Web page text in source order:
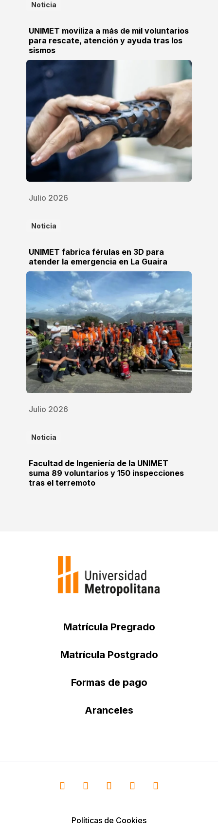
Noticia
UNIMET moviliza a más de mil voluntarios
para rescate, atención y ayuda tras los
sismos
Julio 2026
Noticia
UNIMET fabrica férulas en 3D para
atender la emergencia en La Guaira
Julio 2026
Noticia
Facultad de Ingeniería de la UNIMET
suma 89 voluntarios y 150 inspecciones
tras el terremoto
Matrícula Pregrado
Matrícula Postgrado
Formas de pago
Aranceles
Políticas de Cookies